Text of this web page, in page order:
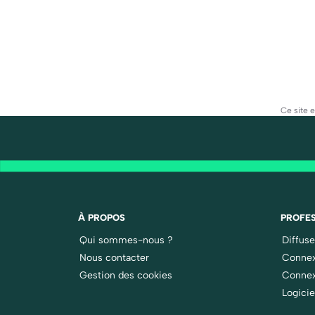
Ce site
À PROPOS
Qui sommes-nous ?
Nous contacter
Gestion des cookies